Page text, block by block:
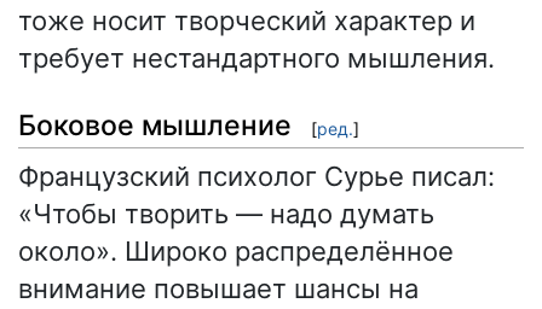
тоже носит творческий характер и
требует нестандартного мышления.
Боковое мышление [ред.]
Французский психолог Сурье писал:
«Чтобы творить — надо думать
около». Широко распределённое
внимание повышает шансы на